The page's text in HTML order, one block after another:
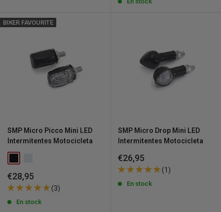
BIKER FAVOURITE
SMP Micro Picco Mini LED
Intermitentes Motocicleta
Precio
de
venta
€28,95
(3)
En stock
SMP Micro Drop Mini LED
Intermitentes Motocicleta
Precio
de
venta
€26,95
(1)
En stock